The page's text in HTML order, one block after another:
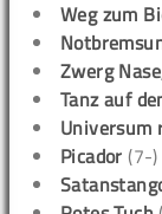
Weg zum
Zwerg
Tanz auf
Universum
Picador (7-)